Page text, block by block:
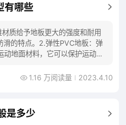
有哪些
质给予地板更大的强度和耐用
滑的特点。2.弹性PVC地板：弹
动地面材料，它可以保护运动员
1.16 万阅读量 2023.4.10
是多少